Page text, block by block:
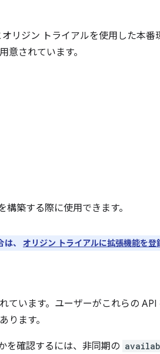
リジン トライアルを使用した本番
意されています。
築する際に使用できます。
、 オリジン トライアルに拡張機能を登
ています。ユーザーがこれらの
ります。
を確認するには、非同期の